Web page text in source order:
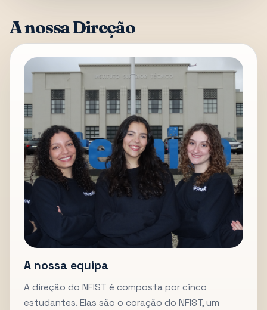
A nossa Direção
A nossa equipa
A direção do NFIST é composta por cinco
estudantes. Elas são o coração do NFIST, um